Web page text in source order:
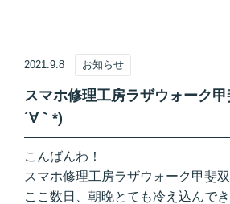
2021.9.8 お知らせ
スマホ修理工房ラザウォーク
´∀｀*)
こんばんわ！
スマホ修理工房ラザウォーク甲斐
ここ数日、朝晩とても冷え込んで